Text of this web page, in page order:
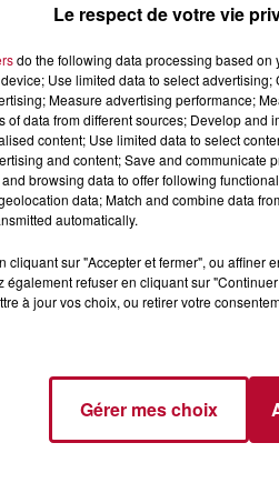
SORTIE POUR
vendredis, voici une
des rendez-vous à ne
le coin. Que vous
à l'autre bout
7
Le respect de votre vie
do the following data processing based
Use limited data to select
Measure advertising performance;
of data from different sources; Develop
content; Use limited data to select
and content; Save and communicate
browsing data to offer following
data; Match and combine data
automatically.
cliquant sur "Accepter et fermer", ou
également refuser en cliquant sur
à jour vos choix, ou retirer votre
Gérer mes choix